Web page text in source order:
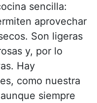
sencilla:
aprovechar
Son ligeras
y, por lo
Hay
como nuestra
siempre